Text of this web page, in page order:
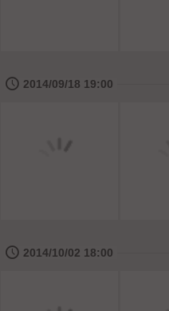
🕔 2014/09/18 19:00
🕔 2014/10/02 18:00